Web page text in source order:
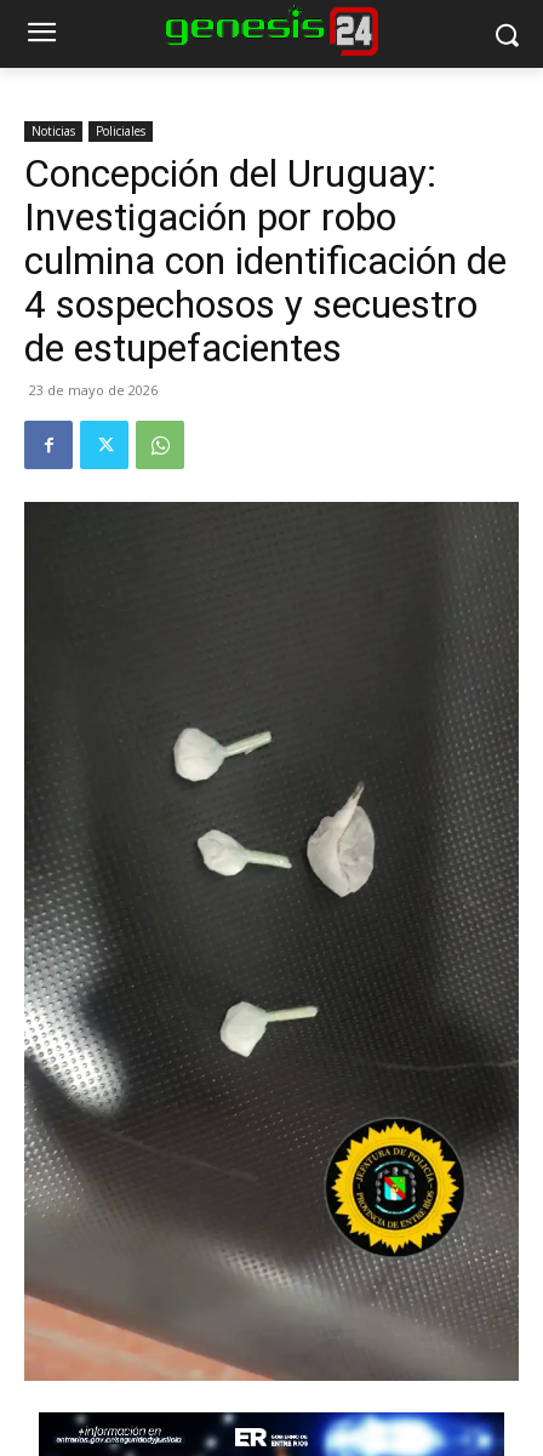
Noticias Policiales
Concepción del Uruguay:
Investigación por robo
culmina con identificación de
4 sospechosos y secuestro
de estupefacientes
23 de mayo de 2026